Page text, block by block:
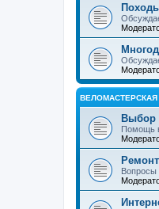
ВЕЛОМАСТЕРСКАЯ
Выбор
Помощь
Вопросы